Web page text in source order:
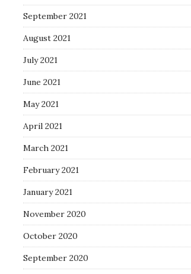
September 2021
August 2021
July 2021
June 2021
May 2021
April 2021
March 2021
February 2021
January 2021
November 2020
October 2020
September 2020